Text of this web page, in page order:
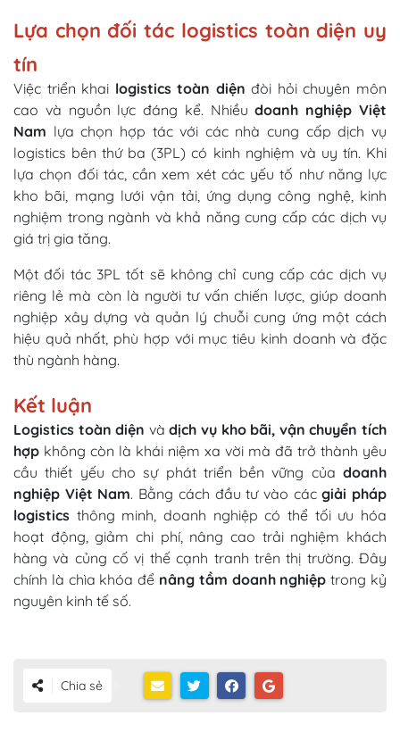
Lựa chọn đối tác logistics toàn diện uy
tín
Việc triển khai logistics toàn diện đòi hỏi chuyên môn
cao và nguồn lực đáng kể. Nhiềudoanh nghiệp Việt
Nam lựa chọn hợp tác với các nhà cung cấp dịch vụ
logistics bên thứ ba (3PL) có kinh nghiệm và uy tín. Khi
lựa chọn đối tác, cần xem xét các yếu tố như năng lực
kho bãi, mạng lưới vận tải, ứng dụng công nghệ, kinh
nghiệm trong ngành và khả năng cung cấp các dịch vụ
giá trị gia tăng.
Một đối tác 3PL tốt sẽ không chỉ cung cấp các dịch vụ
riêng lẻ mà còn là người tư vấn chiến lược, giúp doanh
nghiệp xây dựng và quản lý chuỗi cung ứng một cách
hiệu quả nhất, phù hợp với mục tiêu kinh doanh và đặc
thù ngành hàng.
Kết luận
Logistics toàn diện vàdịch vụ kho bãi, vận chuyển tích
hợp không còn là khái niệm xa vời mà đã trở thành yêu
cầu thiết yếu cho sự phát triển bền vững của doanh
nghiệp Việt Nam. Bằng cách đầu tư vào cácgiải pháp
logistics thông minh, doanh nghiệp có thể tối ưu hóa
hoạt động, giảm chi phí, nâng cao trải nghiệm khách
hàng và củng cố vị thế cạnh tranh trên thị trường. Đây
chính là chìa khóa để nâng tầm doanh nghiệp trong kỷ
nguyên kinh tế số.
Chia sẻ